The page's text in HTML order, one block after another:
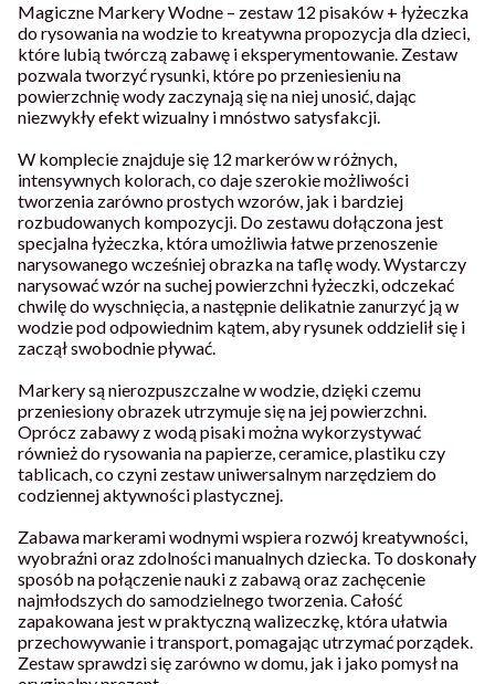
Magiczne Markery Wodne – zestaw 12 pisaków + łyżeczka
do rysowania na wodzie to kreatywna propozycja dla dzieci,
które lubią twórczą zabawę i eksperymentowanie. Zestaw
pozwala tworzyć rysunki, które po przeniesieniu na
powierzchnię wody zaczynają się na niej unosić, dając
niezwykły efekt wizualny i mnóstwo satysfakcji.
W komplecie znajduje się 12 markerów w różnych,
intensywnych kolorach, co daje szerokie możliwości
tworzenia zarówno prostych wzorów, jak i bardziej
rozbudowanych kompozycji. Do zestawu dołączona jest
specjalna łyżeczka, która umożliwia łatwe przenoszenie
narysowanego wcześniej obrazka na taflę wody. Wystarczy
narysować wzór na suchej powierzchni łyżeczki, odczekać
chwilę do wyschnięcia, a następnie delikatnie zanurzyć ją w
wodzie pod odpowiednim kątem, aby rysunek oddzielił się i
zaczął swobodnie pływać.
Markery są nierozpuszczalne w wodzie, dzięki czemu
przeniesiony obrazek utrzymuje się na jej powierzchni.
Oprócz zabawy z wodą pisaki można wykorzystywać
również do rysowania na papierze, ceramice, plastiku czy
tablicach, co czyni zestaw uniwersalnym narzędziem do
codziennej aktywności plastycznej.
Zabawa markerami wodnymi wspiera rozwój kreatywności,
wyobraźni oraz zdolności manualnych dziecka. To doskonały
sposób na połączenie nauki z zabawą oraz zachęcenie
najmłodszych do samodzielnego tworzenia. Całość
zapakowana jest w praktyczną walizeczkę, która ułatwia
przechowywanie i transport, pomagając utrzymać porządek.
Zestaw sprawdzi się zarówno w domu, jak i jako pomysł na